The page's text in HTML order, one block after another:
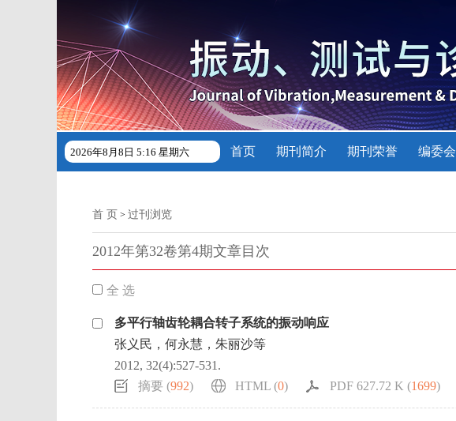
2026年8月8日 5:16 星期六 首页 期刊简介 期刊荣誉 编委会
首 页 > 过刊浏览
2012年第32卷第4期文章目次
全 选
多平行轴齿轮耦合转子系统的振动响应
张义民，何永慧，朱丽沙等
2012, 32(4):527-531.
摘要 (992) HTML (0) PDF 627.72 K (1699)